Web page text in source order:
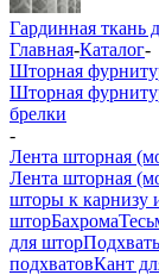
Гардинная ткань
Главная-Каталог-
Шторная
Шторная
брелки
-
Лента шторная
Лента шторная
шторы к карнизу
шторБахрома
для штор
подхватовКант